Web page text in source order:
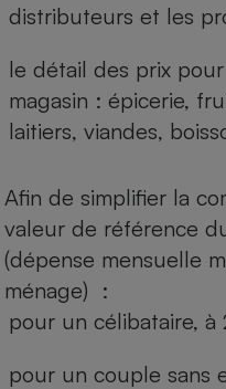
distributeurs et les
le détail des prix
magasin : épicerie,
laitiers, viandes,
Afin de simplifier la
valeur de référence
(dépense mensuelle
ménage) :
pour un célibataire,
pour un couple sans